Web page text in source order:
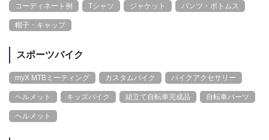
コーディネート例 Tシャツ ジャケット パンツ・ボトムス
帽子・キャップ
スポーツバイク
myX MTBミーティング カスタムバイク バイクアクセサリー
ヘルメット キッズバイク 組立て自転車完成品 自転車パーツ
ヘルメット